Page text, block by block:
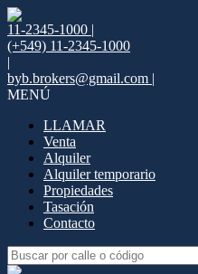
11-2345-1000 |
(+549) 11-2345-1000
|
byb.brokers@gmail.com |
MENÚ
LLAMAR
Venta
Alquiler
Alquiler temporario
Propiedades
Tasación
Contacto